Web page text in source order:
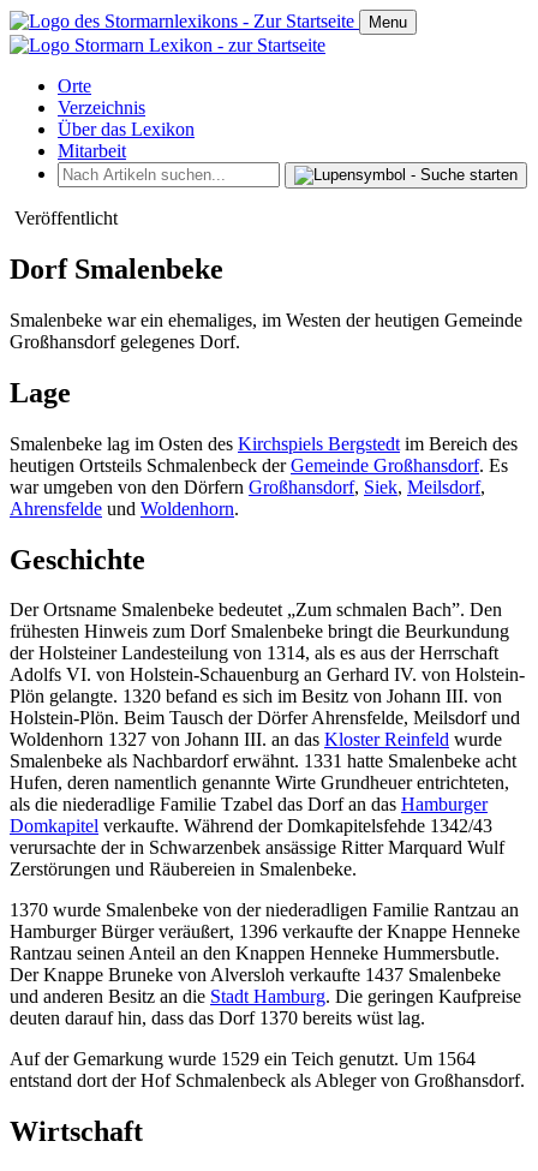
Menu
Orte
Verzeichnis
Über das Lexikon
Mitarbeit
Veröffentlicht
Dorf Smalenbeke
Smalenbeke war ein ehemaliges, im Westen der heutigen Gemeinde
Großhansdorf gelegenes Dorf.
Lage
Smalenbeke lag im Osten des Kirchspiels Bergstedt im Bereich des
heutigen Ortsteils Schmalenbeck derGemeinde Großhansdorf. Es
war umgeben von den Dörfern Großhansdorf, Siek, Meilsdorf,
Ahrensfelde und Woldenhorn.
Geschichte
Der Ortsname Smalenbeke bedeutet „Zum schmalen Bach”. Den
frühesten Hinweis zum Dorf Smalenbeke bringt die Beurkundung
der Holsteiner Landesteilung von 1314, als es aus der Herrschaft
Adolfs VI. von Holstein-Schauenburg an Gerhard IV. von Holstein-
Plön gelangte. 1320 befand es sich im Besitz von Johann III. von
Holstein-Plön. Beim Tausch der Dörfer Ahrensfelde, Meilsdorf und
Woldenhorn 1327 von Johann III. an das Kloster Reinfeld wurde
Smalenbeke als Nachbardorf erwähnt. 1331 hatte Smalenbeke acht
Hufen, deren namentlich genannte Wirte Grundheuer entrichteten,
als die niederadlige Familie Tzabel das Dorf an das Hamburger
Domkapitel verkaufte. Während der Domkapitelsfehde 1342/43
verursachte der in Schwarzenbek ansässige Ritter Marquard Wulf
Zerstörungen und Räubereien in Smalenbeke.
1370 wurde Smalenbeke von der niederadligen Familie Rantzau an
Hamburger Bürger veräußert, 1396 verkaufte der Knappe Henneke
Rantzau seinen Anteil an den Knappen Henneke Hummersbutle.
Der Knappe Bruneke von Alversloh verkaufte 1437 Smalenbeke
und anderen Besitz an die Stadt Hamburg. Die geringen Kaufpreise
deuten darauf hin, dass das Dorf 1370 bereits wüst lag.
Auf der Gemarkung wurde 1529 ein Teich genutzt. Um 1564
entstand dort der Hof Schmalenbeck als Ableger von Großhansdorf.
Wirtschaft